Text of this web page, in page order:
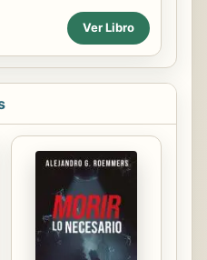
ocurrida en 1821.
desarrollado
durante los últimos
¿Qué lecciones se
de la historia de
El libro ofrece una
entre el siglo XIX y
se basan en
provenientes de
y de una
métodos de
que hacen posible una
de la historiografía
Ver Libro